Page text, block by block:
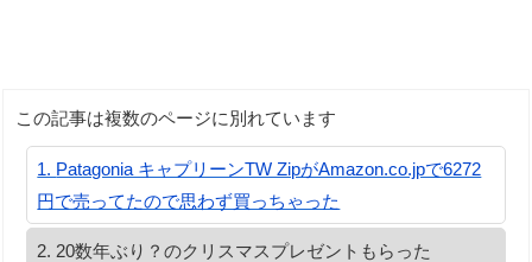
この記事は複数のページに別れています
Patagonia キャプリーンTW ZipがAmazon.co.jpで6272
円で売ってたので思わず買っちゃった
20数年ぶり？のクリスマスプレゼントもらった